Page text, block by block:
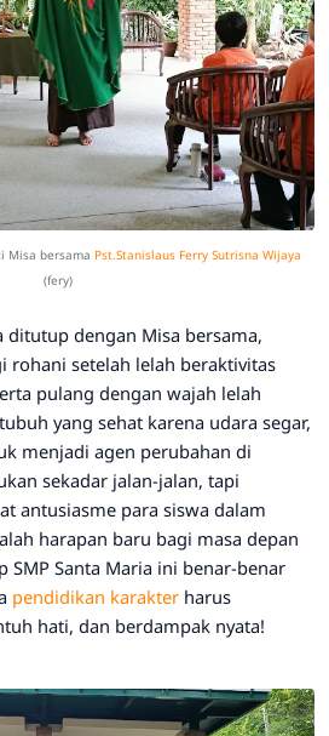
Misa bersama Pst.Stanislaus Ferry Sutrisna Wijaya
(fery)
ditutup dengan Misa bersama,
rohani setelah lelah beraktivitas
pulang dengan wajah lelah
yang sehat karena udara segar,
menjadi agen perubahan di
sekadar jalan-jalan, tapi
antusiasme para siswa dalam
harapan baru bagi masa depan
SMP Santa Maria ini benar-benar
pendidikan karakter harus
hati, dan berdampak nyata!